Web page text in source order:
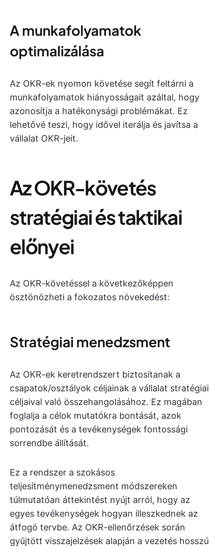
A munkafolyamatok
optimalizálása
Az OKR-ek nyomon követése segít feltárni a
munkafolyamatok hiányosságait azáltal, hogy
azonosítja a hatékonysági problémákat. Ez
lehetővé teszi, hogy idővel iterálja és javítsa a
vállalat OKR-jeit.
Az OKR-követés
stratégiai és taktikai
előnyei
Az OKR-követéssel a következőképpen
ösztönözheti a fokozatos növekedést:
Stratégiai menedzsment
Az OKR-ek keretrendszert biztosítanak a
csapatok/osztályok céljainak a vállalat stratégiai
céljaival való összehangolásához. Ez magában
foglalja a célok mutatókra bontását, azok
pontozását és a tevékenységek fontossági
sorrendbe állítását.
Ez a rendszer a szokásos
teljesítménymenedzsment módszereken
túlmutatóan áttekintést nyújt arról, hogy az
egyes tevékenységek hogyan illeszkednek az
átfogó tervbe. Az OKR-ellenőrzések során
gyűjtött visszajelzések alapján a vezetés hosszú